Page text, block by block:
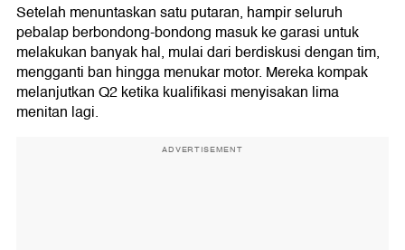
Setelah menuntaskan satu putaran, hampir seluruh
pebalap berbondong-bondong masuk ke garasi untuk
melakukan banyak hal, mulai dari berdiskusi dengan tim,
mengganti ban hingga menukar motor. Mereka kompak
melanjutkan Q2 ketika kualifikasi menyisakan lima
menitan lagi.
ADVERTISEMENT